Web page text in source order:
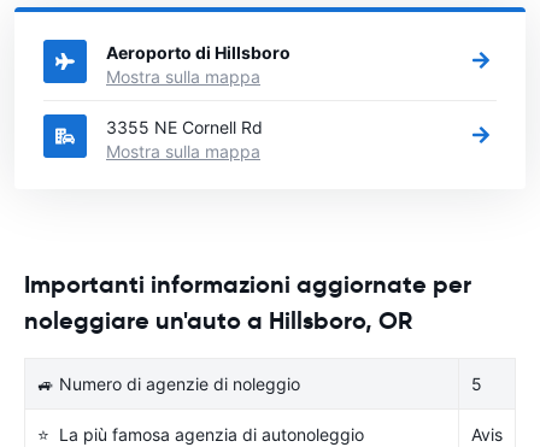
vuole noleggiare l'auto.
Aeroporto di Hillsboro
Mostra sulla mappa
3355 NE Cornell Rd
Mostra sulla mappa
Importanti informazioni aggiornate per
noleggiare un'auto a Hillsboro, OR
🚙 Numero di agenzie di noleggio 5
⭐ La più famosa agenzia di autonoleggio Avis